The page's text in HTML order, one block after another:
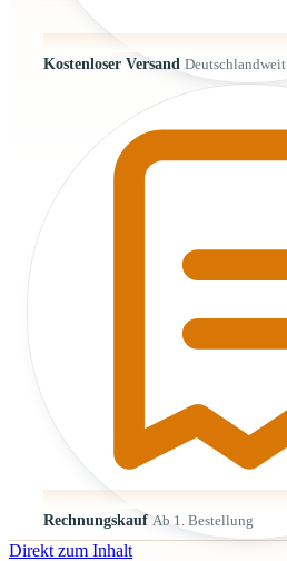
Kostenloser Versand Deutschlandweit
Rechnungskauf Ab 1. Bestellung
Direkt zum Inhalt